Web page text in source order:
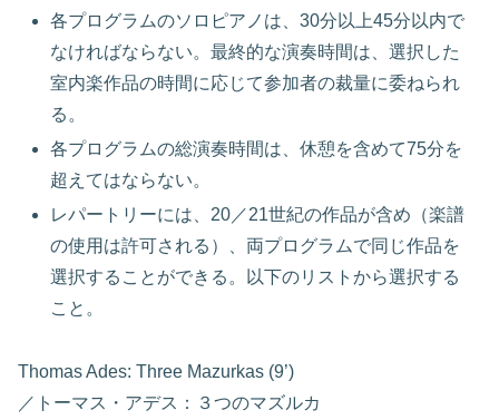
各プログラムのソロピアノは、30分以上45分以内で
なければならない。最終的な演奏時間は、選択した
室内楽作品の時間に応じて参加者の裁量に委ねられ
る。
各プログラムの総演奏時間は、休憩を含めて75分を
超えてはならない。
レパートリーには、20／21世紀の作品が含め（楽譜
の使用は許可される）、両プログラムで同じ作品を
選択することができる。以下のリストから選択する
こと。
Thomas Ades: Three Mazurkas (9’)
／トーマス・アデス：３つのマズルカ